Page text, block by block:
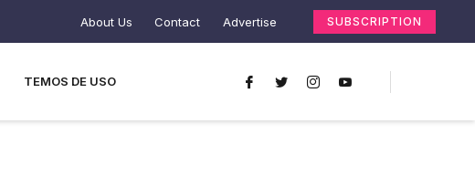
About Us Contact Advertise SUBSCRIPTION
TEMOS DE USO